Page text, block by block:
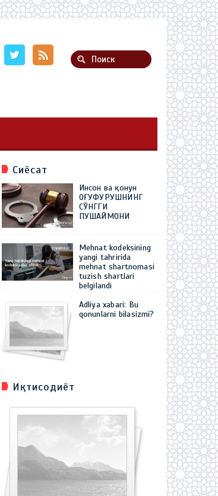
Сиёсат
Инсон ва қонун
ОҒУФУРУШНИНГ
СЎНГГИ
ПУШАЙМОНИ
Mehnat kodeksining
yangi tahririda
mehnat shartnomasi
tuzish shartlari
belgilandi
Adliya xabari: Bu
qonunlarni bilasizmi?
Иқтисодиёт